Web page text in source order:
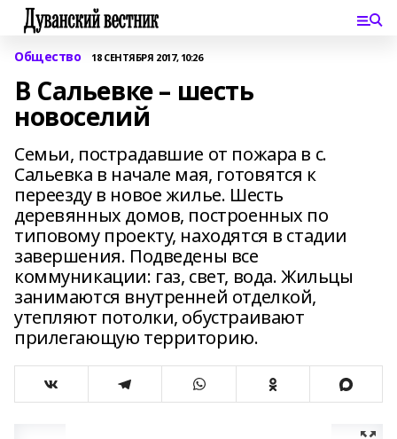
Общество 18 СЕНТЯБРЯ 2017, 10:26
В Сальевке – шесть
новоселий
Семьи, пострадавшие от пожара в с.
Сальевка в начале мая, готовятся к
переезду в новое жилье. Шесть
деревянных домов, построенных по
типовому проекту, находятся в стадии
завершения. Подведены все
коммуникации: газ, свет, вода. Жильцы
занимаются внутренней отделкой,
утепляют потолки, обустраивают
прилегающую территорию.